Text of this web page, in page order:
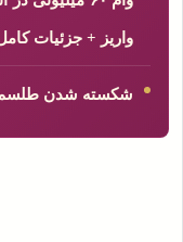
واریز + جزئیات
شکسته شدن طلسم ۵ ماهه معوقات